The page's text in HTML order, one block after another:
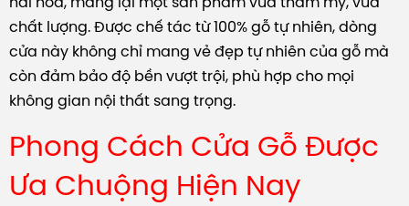
chất lượng. Được chế tác từ 100% gỗ tự nhiên, dòng
cửa này không chỉ mang vẻ đẹp tự nhiên của gỗ mà
còn đảm bảo độ bền vượt trội, phù hợp cho mọi
không gian nội thất sang trọng.
Phong Cách Cửa Gỗ Được
Ưa Chuộng Hiện Nay